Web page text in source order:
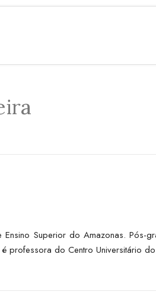
Superior do Amazonas. Pós-
é professora do Centro Universitário